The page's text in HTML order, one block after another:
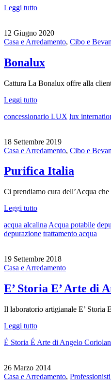
Leggi tutto
12 Giugno 2020
Casa e Arredamento, Cibo e
Bonalux
Cattura La Bonalux offre alla
Leggi tutto
concessionario LUX lux
18 Settembre 2019
Casa e Arredamento, Cibo e
Purifica Italia
Ci prendiamo cura dell’Acqua
Leggi tutto
acqua alcalina Acqua potabile
depurazione trattamento acqua
19 Settembre 2018
Casa e Arredamento
E’ Storia E’ Arte di
Il laboratorio artigianale E’ Storia
Leggi tutto
É Storia É Arte di Angelo
26 Marzo 2014
Casa e Arredamento,